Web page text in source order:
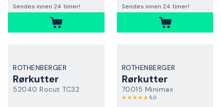
Sendes innen 24 timer! Sendes innen 24 timer!
ROTHENBERGER
Rørkutter
52040 Rocut TC32
ROTHENBERGER
Rørkutter
70015 Minimax
5,0